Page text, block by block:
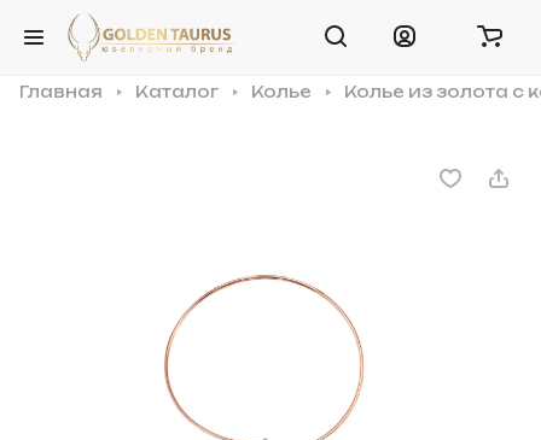
Главная Каталог Колье Колье из золота